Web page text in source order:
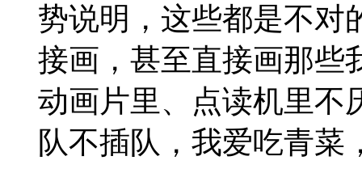
势说明，这些都是不对
接画，甚至直接画那些
动画片里、点读机里不
队不插队，我爱吃青菜